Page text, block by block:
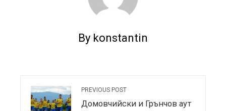
By konstantin
PREVIOUS POST
Домовчийски и Грънчов аут